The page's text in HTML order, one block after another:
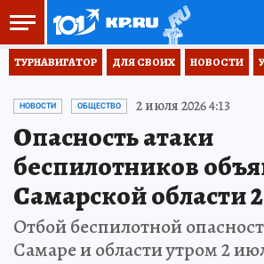
ТУРНАВИГАТОР ДЛЯ СВОИХ НОВОСТИ
НОВОСТИ ОБЩЕСТВО 2 июля 2026 4:13
Опасность атаки
беспилотников
Самарской области
Отбой беспилотной
Самаре и области утром 2